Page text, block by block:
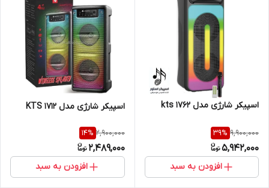
اسپیکر شارژی مدل kts 1762
9,900,000
39%
5,942,000
افزودن به سبد
اسپیکر شارژی مدل KTS 1712
2,900,000
14%
2,489,000
افزودن به سبد